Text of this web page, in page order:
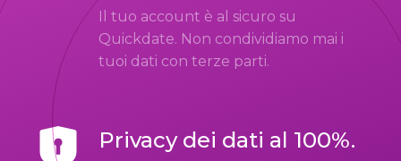
Il tuo account è al sicuro su
Quickdate. Non condividiamo mai i
tuoi dati con terze parti.
Privacy dei dati al 100%.